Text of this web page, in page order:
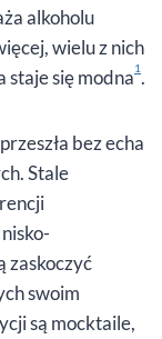
alkoholu
wielu z nich
staje się modna1.
bez echa
Stale
zaskoczyć
swoim
są mocktaile,